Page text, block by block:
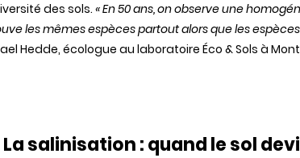
des sols. « En 50 ans, on observeune
lesmêmesespècespartoutalorsquelesespèces
Hedde, écologue au laboratoire Éco & Sols à
La salinisation :quandlesol